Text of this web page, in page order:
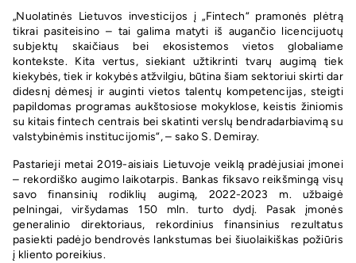
„Nuolatinės Lietuvos investicijos į „Fintech“ pramonės plėtrą
tikrai pasiteisino – tai galima matyti iš augančio licencijuotų
subjektų skaičiaus bei ekosistemos vietos globaliame
kontekste. Kita vertus, siekiant užtikrinti tvarų augimą tiek
kiekybės, tiek ir kokybės atžvilgiu, būtina šiam sektoriui skirti dar
didesnį dėmesį ir auginti vietos talentų kompetencijas, steigti
papildomas programas aukštosiose mokyklose, keistis žiniomis
su kitais fintech centrais bei skatinti verslų bendradarbiavimą su
valstybinėmis institucijomis“, – sako S. Demiray.
Pastarieji metai 2019-aisiais Lietuvoje veiklą pradėjusiai įmonei
– rekordiško augimo laikotarpis. Bankas fiksavo reikšmingą visų
savo finansinių rodiklių augimą, 2022-2023 m. užbaigė
pelningai, viršydamas 150 mln. turto dydį. Pasak įmonės
generalinio direktoriaus, rekordinius finansinius rezultatus
pasiekti padėjo bendrovės lankstumas bei šiuolaikiškas požiūris
į kliento poreikius.